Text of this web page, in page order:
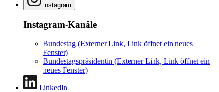
Instagram
Instagram-Kanäle
Bundestag (Externer Link, Link öffnet ein neues
Fenster)
Bundestagspräsidentin (Externer Link, Link öffnet ein
neues Fenster)
LinkedIn